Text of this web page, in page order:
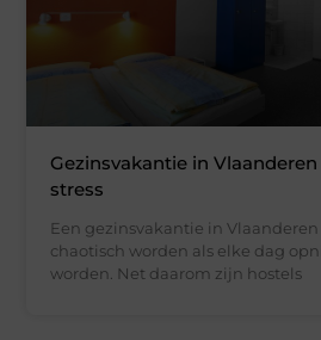
Gezinsvakantie in
stress
Een gezinsvakantie in
chaotisch worden als elke dag
worden. Net daarom zijn hostels